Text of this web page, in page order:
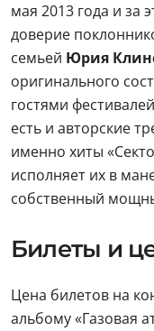
мая 2013 года и за
доверие
семьей Юрия
оригинального
гостями
есть и авторские
именно хиты
исполняет их в
собственный
Билеты и
Цена билетов на
альбому «Газовая